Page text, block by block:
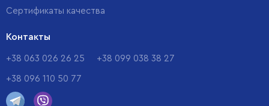
Сертификаты качества
Контакты
+38 063 026 26 25 +38 099 038 38 27
+38 096 110 50 77